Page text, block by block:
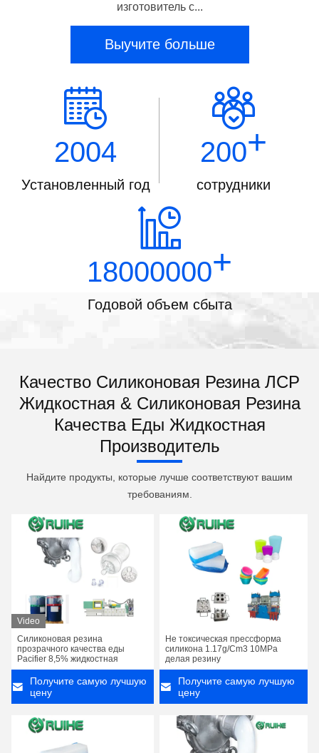
изготовитель с...
Выучите больше
2004
Установленный год
200+
сотрудники
18000000+
Годовой объем сбыта
Качество Силиконовая Резина ЛСР
Жидкостная & Силиконовая Резина
Качества Еды Жидкостная
Производитель
Найдите продукты, которые лучше соответствуют вашим
требованиям.
Video
Силиконовая резина
прозрачного качества еды
Pacifier 8,5% жидкостная
Получите самую лучшую
цену
Не токсическая прессформа
силикона 1.17g/Cm3 10MPa
делая резину
Получите самую лучшую
цену